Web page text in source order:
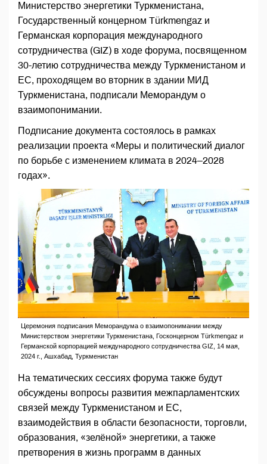
Министерство энергетики Туркменистана,
Государственный концерном Türkmengaz и
Германская корпорация международного
сотрудничества (GIZ) в ходе форума, посвященном
30-летию сотрудничества между Туркменистаном и
ЕС, проходящем во вторник в здании МИД
Туркменистана, подписали Меморандум о
взаимопонимании.
Подписание документа состоялось в рамках
реализации проекта «Меры и политический диалог
по борьбе с изменением климата в 2024–2028
годах».
Церемония подписания Меморандума о взаимопонимании между
Министерством энергетики Туркменистана, Госконцерном Türkmengaz и
Германской корпорацией международного сотрудничества GIZ, 14 мая,
2024 г., Ашхабад, Туркменистан
На тематических сессиях форума также будут
обсуждены вопросы развития межпарламентских
связей между Туркменистаном и ЕС,
взаимодействия в области безопасности, торговли,
образования, «зелёной» энергетики, а также
претворения в жизнь прог­рамм в данных